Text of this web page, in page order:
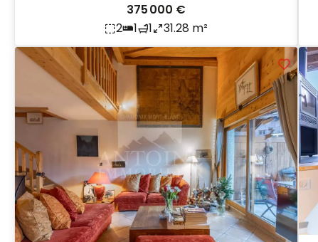
375 000 €
2
1 1 31.28 m²